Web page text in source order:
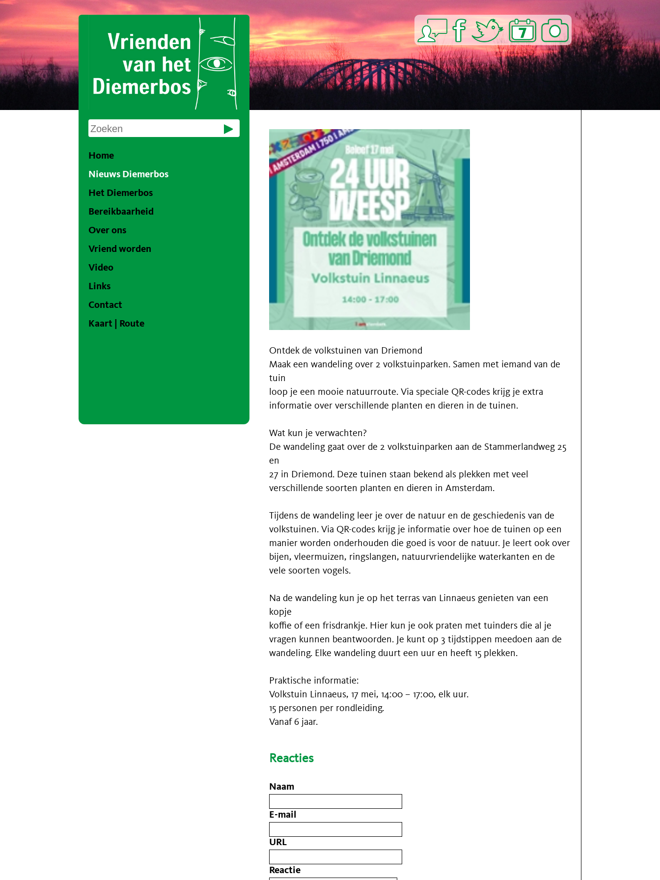
Home
Nieuws Diemerbos
Het Diemerbos
Bereikbaarheid
Over ons
Vriend worden
Video
Links
Contact
Kaart | Route
Ontdek de volkstuinen van Driemond
Maak een wandeling over 2 volkstuinparken. Samen met iemand van de
tuin
loop je een mooie natuurroute. Via speciale QR-codes krijg je extra
informatie over verschillende planten en dieren in de tuinen.
Wat kun je verwachten?
De wandeling gaat over de 2 volkstuinparken aan de Stammerlandweg 25
en
27 in Driemond. Deze tuinen staan bekend als plekken met veel
verschillende soorten planten en dieren in Amsterdam.
Tijdens de wandeling leer je over de natuur en de geschiedenis van de
volkstuinen. Via QR-codes krijg je informatie over hoe de tuinen op een
manier worden onderhouden die goed is voor de natuur. Je leert ook over
bijen, vleermuizen, ringslangen, natuurvriendelijke waterkanten en de
vele soorten vogels.
Na de wandeling kun je op het terras van Linnaeus genieten van een
kopje
koffie of een frisdrankje. Hier kun je ook praten met tuinders die al je
vragen kunnen beantwoorden. Je kunt op 3 tijdstippen meedoen aan de
wandeling. Elke wandeling duurt een uur en heeft 15 plekken.
Praktische informatie:
Volkstuin Linnaeus, 17 mei, 14:00 – 17:00, elk uur.
15 personen per rondleiding.
Vanaf 6 jaar.
Reacties
Naam
E-mail
URL
Reactie